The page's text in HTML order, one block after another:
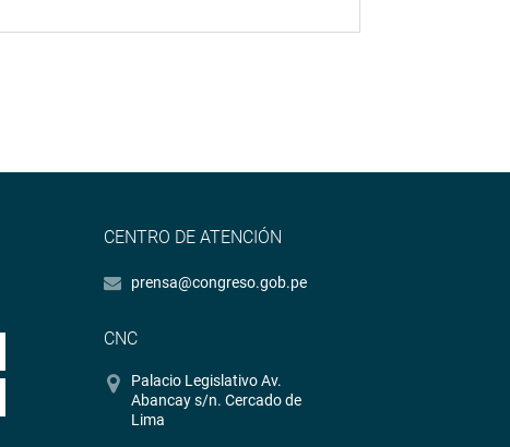
CENTRO DE ATENCIÓN
prensa@congreso.gob.pe
CNC
Palacio Legislativo Av.
Abancay s/n. Cercado de
Lima